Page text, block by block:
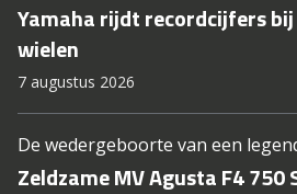
Yamaha rijdt recordcijfers
wielen
7 augustus 2026
De wedergeboorte van een
Zeldzame MV Agusta F4 750